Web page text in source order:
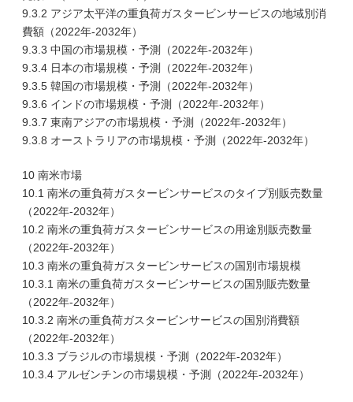
9.3.2 アジア太平洋の重負荷ガスタービンサービスの地域別消
費額（2022年-2032年）
9.3.3 中国の市場規模・予測（2022年-2032年）
9.3.4 日本の市場規模・予測（2022年-2032年）
9.3.5 韓国の市場規模・予測（2022年-2032年）
9.3.6 インドの市場規模・予測（2022年-2032年）
9.3.7 東南アジアの市場規模・予測（2022年-2032年）
9.3.8 オーストラリアの市場規模・予測（2022年-2032年）
10 南米市場
10.1 南米の重負荷ガスタービンサービスのタイプ別販売数量
（2022年-2032年）
10.2 南米の重負荷ガスタービンサービスの用途別販売数量
（2022年-2032年）
10.3 南米の重負荷ガスタービンサービスの国別市場規模
10.3.1 南米の重負荷ガスタービンサービスの国別販売数量
（2022年-2032年）
10.3.2 南米の重負荷ガスタービンサービスの国別消費額
（2022年-2032年）
10.3.3 ブラジルの市場規模・予測（2022年-2032年）
10.3.4 アルゼンチンの市場規模・予測（2022年-2032年）